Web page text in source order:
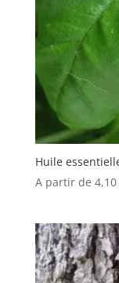
Huile
A partir de 4,10